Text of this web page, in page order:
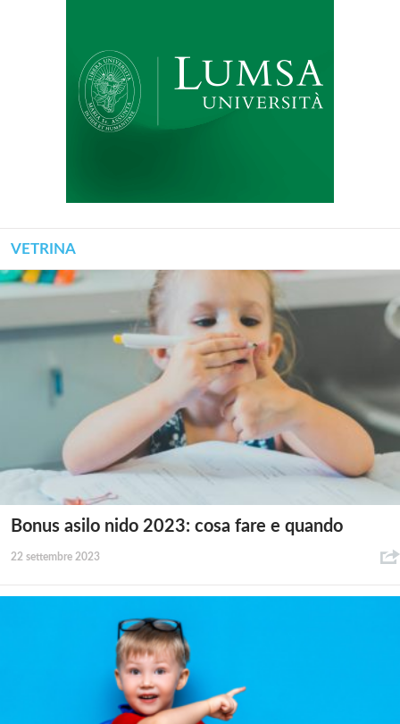
VETRINA
Bonus asilo nido 2023: cosa fare e quando
22 settembre 2023